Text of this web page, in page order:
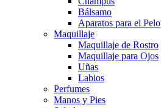
Bálsamo
Aparatos para el Pelo
Maquillaje
Maquillaje de Rostro
Maquillaje para Ojos
Uñas
Labios
Perfumes
Manos y Pies